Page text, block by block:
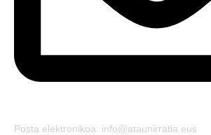
Posta elektronikoa: info@ataunirratia.eus